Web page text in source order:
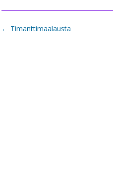
Post
← Timanttimaalausta